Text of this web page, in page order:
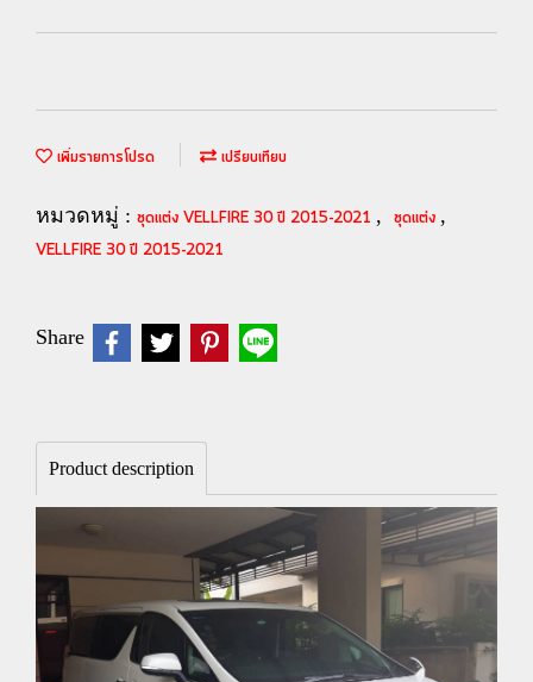
เพิ่มรายการโปรด เปรียบเทียบ
หมวดหมู่ : ชุดแต่ง VELLFIRE 30 ปี 2015-2021 , ชุดแต่ง ,
VELLFIRE 30 ปี 2015-2021
Share
Product description